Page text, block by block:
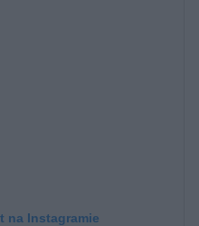
na Instagramie